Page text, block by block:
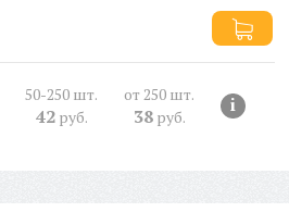
50-250 шт.
42руб.
от 250 шт.
38руб.
i